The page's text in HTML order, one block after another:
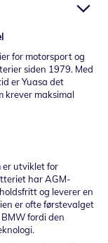
for motorsport og
siden 1979. Med
er Yuasa det
krever maksimal
er utviklet for
har AGM-
og leverer en
er ofte førstevalget
fordi den